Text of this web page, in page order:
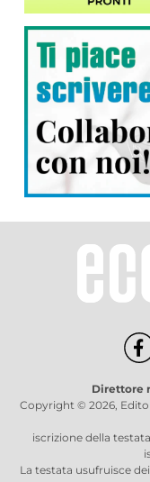
Direttore
Copyright © 2026,
iscrizione della
La testata usufruisce